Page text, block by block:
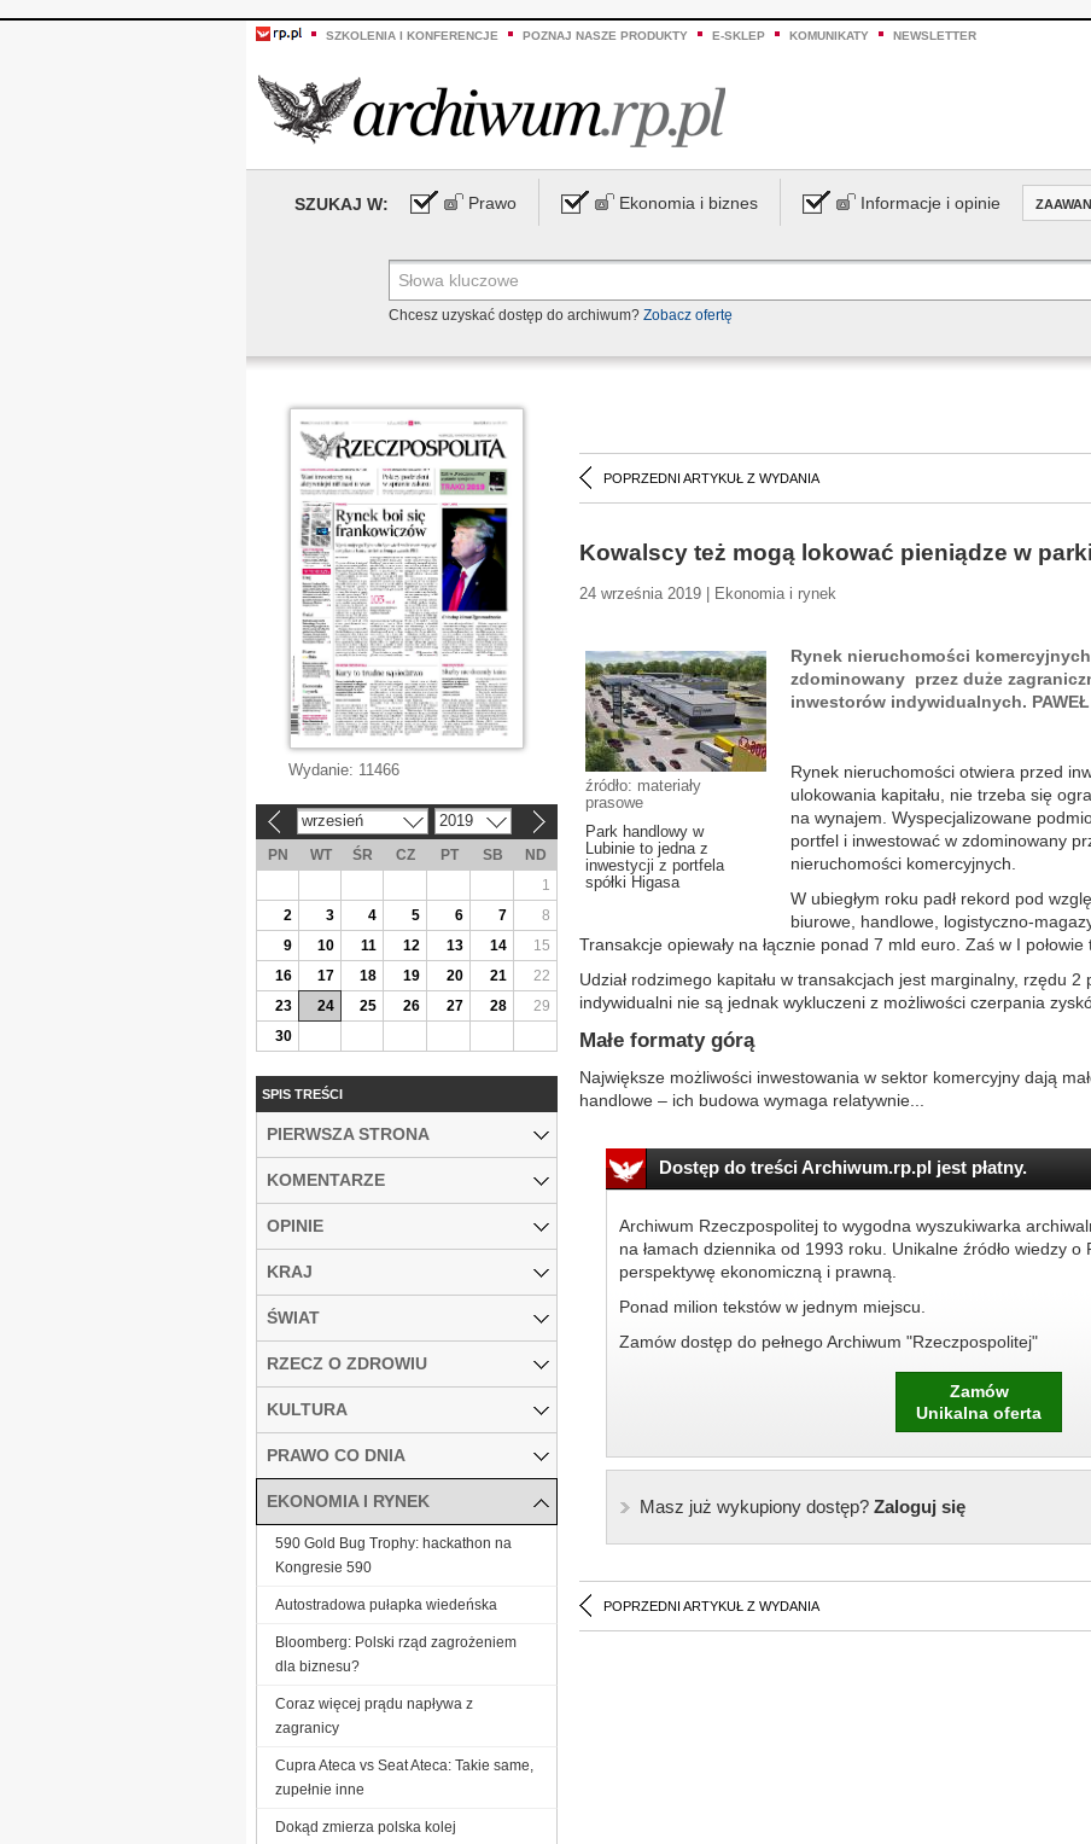
SZKOLENIA I KONFERENCJE POZNAJ NASZE PRODUKTY E-SKLEP KOMUNIKATY NEWSLETTER
SZUKAJ W: Prawo Ekonomia i biznes Informacje i opinie
Chcesz uzyskać dostęp do archiwum? Zobacz ofertę
POPRZEDNI ARTYKUŁ Z WYDANIA
Kowalscy też mogą lokować pieniądze w
24 września 2019 | Ekonomia i rynek
źródło: materiały
prasowe
Park handlowy w
Lubinie to jedna z
inwestycji z portfela
spółki Higasa
Rynek nieruchomości
zdominowany przez duże
inwestorów indywidualnych. PAWEŁ
Rynek nieruchomości otwiera przed
ulokowania kapitału, nie trzeba się
na wynajem. Wyspecjalizowane
portfel i inwestować w zdominowany
nieruchomości komercyjnych.
W ubiegłym roku padł rekord pod
biurowe, handlowe, logistyczno-
Transakcje opiewały na łącznie ponad 7 mld euro. Zaś w I
Udział rodzimego kapitału w transakcjach jest marginalny, rzędu
indywidualni nie są jednak wykluczeni z możliwości czerpania
Małe formaty górą
Największe możliwości inwestowania w sektor komercyjny dają
handlowe – ich budowa wymaga relatywnie...
Dostęp do treści Archiwum.rp.pl jest płatny.
Archiwum Rzeczpospolitej to wygodna wyszukiwarka
na łamach dziennika od 1993 roku. Unikalne źródło wiedzy
perspektywę ekonomiczną i prawną.
Ponad milion tekstów w jednym miejscu.
Zamów dostęp do pełnego Archiwum "Rzeczpospolitej"
Zamów
Unikalna oferta
Masz już wykupiony dostęp?Zaloguj się
POPRZEDNI ARTYKUŁ Z WYDANIA
Wydanie: 11466
wrzesień 2019
PN WT ŚR CZ PT SB
ND
1
2
3 4 5 6 7
8
9
10 11 12 13 14
15
16
17 18 19 20 21
22
23
24 25 26 27 28
29
30
SPIS TREŚCI
PIERWSZA STRONA
KOMENTARZE
OPINIE
KRAJ
ŚWIAT
RZECZ O ZDROWIU
KULTURA
PRAWO CO DNIA
EKONOMIA I RYNEK
590 Gold Bug Trophy: hackathon na
Kongresie 590
Autostradowa pułapka wiedeńska
Bloomberg: Polski rząd zagrożeniem
dla biznesu?
Coraz więcej prądu napływa z
zagranicy
Cupra Ateca vs Seat Ateca: Takie same,
zupełnie inne
Dokąd zmierza polska kolej